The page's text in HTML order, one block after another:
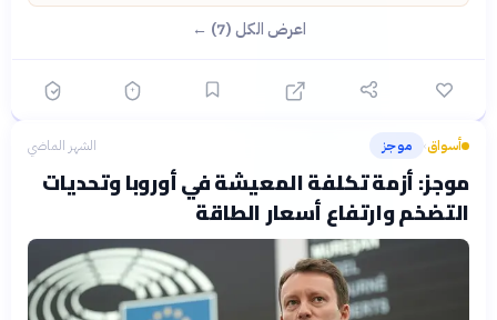
اعرض الكل (7) ←
أسواق› موجز الشهر الماضي
موجز: أزمة تكلفة المعيشة في أوروبا وتحديات
التضخم وارتفاع أسعار الطاقة